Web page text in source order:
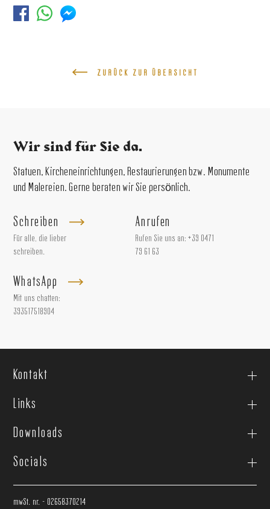
ZURÜCK ZUR ÜBERSICHT
Wir sind für Sie da.
Statuen, Kircheneinrichtungen, Restaurierungen bzw. Monumente
und Malereien. Gerne beraten wir Sie persönlich.
Schreiben
Für alle, die lieber
schreiben.
Anrufen
Rufen Sie uns an: +39 0471
79 61 63
WhatsApp
Mit uns chatten:
393517518904
Kontakt
Links
Downloads
Socials
mwSt. nr. - 02658370214